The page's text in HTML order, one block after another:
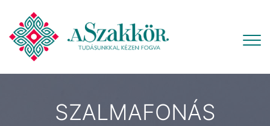
SZALMAFONÁS